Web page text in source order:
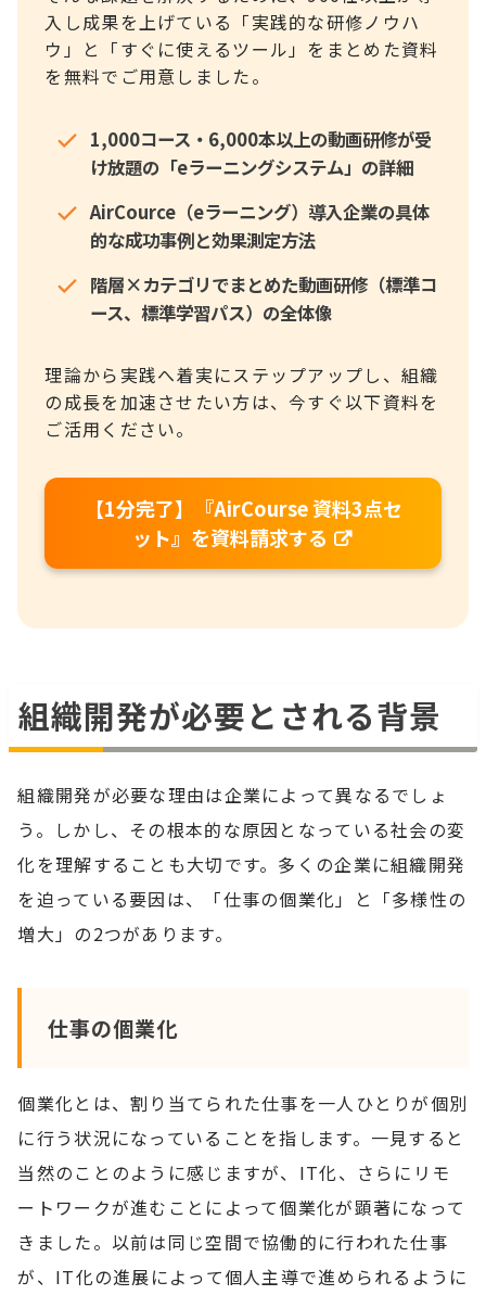
入し成果を上げている「実践的な研修ノウハ
ウ」と「すぐに使えるツール」をまとめた資料
を無料でご用意しました。
1,000コース・6,000本以上の動画研修が受
け放題の「eラーニングシステム」の詳細
AirCource（eラーニング）導入企業の具体
的な成功事例と効果測定方法
階層×カテゴリでまとめた動画研修（標準コ
ース、標準学習パス）の全体像
理論から実践へ着実にステップアップし、組織
の成長を加速させたい方は、今すぐ以下資料を
ご活用ください。
【1分完了】『AirCourse 資料3点セ
ット』を資料請求する
組織開発が必要とされる背景
組織開発が必要な理由は企業によって異なるでしょ
う。しかし、その根本的な原因となっている社会の変
化を理解することも大切です。多くの企業に組織開発
を迫っている要因は、「仕事の個業化」と「多様性の
増大」の2つがあります。
仕事の個業化
個業化とは、割り当てられた仕事を一人ひとりが個別
に行う状況になっていることを指します。一見すると
当然のことのように感じますが、IT化、さらにリモ
ートワークが進むことによって個業化が顕著になって
きました。以前は同じ空間で協働的に行われた仕事
が、IT化の進展によって個人主導で進められるように